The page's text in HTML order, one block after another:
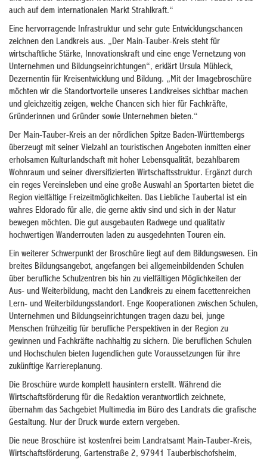
auch auf dem internationalen Markt Strahlkraft.“
Eine hervorragende Infrastruktur und sehr gute Entwicklungschancen
zeichnen den Landkreis aus. „Der Main-Tauber-Kreis steht für
wirtschaftliche Stärke, Innovationskraft und eine enge Vernetzung von
Unternehmen und Bildungseinrichtungen“, erklärt Ursula Mühleck,
Dezernentin für Kreisentwicklung und Bildung. „Mit der Imagebroschüre
möchten wir die Standortvorteile unseres Landkreises sichtbar machen
und gleichzeitig zeigen, welche Chancen sich hier für Fachkräfte,
Gründerinnen und Gründer sowie Unternehmen bieten.“
Der Main-Tauber-Kreis an der nördlichen Spitze Baden-Württembergs
überzeugt mit seiner Vielzahl an touristischen Angeboten inmitten einer
erholsamen Kulturlandschaft mit hoher Lebensqualität, bezahlbarem
Wohnraum und seiner diversifizierten Wirtschaftsstruktur. Ergänzt durch
ein reges Vereinsleben und eine große Auswahl an Sportarten bietet die
Region vielfältige Freizeitmöglichkeiten. Das Liebliche Taubertal ist ein
wahres Eldorado für alle, die gerne aktiv sind und sich in der Natur
bewegen möchten. Die gut ausgebauten Radwege und qualitativ
hochwertigen Wanderrouten laden zu ausgedehnten Touren ein.
Ein weiterer Schwerpunkt der Broschüre liegt auf dem Bildungswesen. Ein
breites Bildungsangebot, angefangen bei allgemeinbildenden Schulen
über berufliche Schulzentren bis hin zu vielfältigen Möglichkeiten der
Aus- und Weiterbildung, macht den Landkreis zu einem facettenreichen
Lern- und Weiterbildungsstandort. Enge Kooperationen zwischen Schulen,
Unternehmen und Bildungseinrichtungen tragen dazu bei, junge
Menschen frühzeitig für berufliche Perspektiven in der Region zu
gewinnen und Fachkräfte nachhaltig zu sichern. Die beruflichen Schulen
und Hochschulen bieten Jugendlichen gute Voraussetzungen für ihre
zukünftige Karriereplanung.
Die Broschüre wurde komplett hausintern erstellt. Während die
Wirtschaftsförderung für die Redaktion verantwortlich zeichnete,
übernahm das Sachgebiet Multimedia im Büro des Landrats die grafische
Gestaltung. Nur der Druck wurde extern vergeben.
Die neue Broschüre ist kostenfrei beim Landratsamt Main-Tauber-Kreis,
Wirtschaftsförderung, Gartenstraße 2, 97941 Tauberbischofsheim,